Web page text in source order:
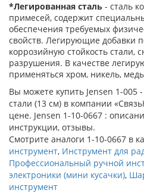
*Легированная сталь - сталь
примесей, содержит
обеспечения требуемых
свойств. Легирующие добавки
коррозийную стойкость стали,
разрушения. В качестве
применяться хром, никель,
Вы можете купить Jensen 1-005
стали (13 см) в компании
цене. Jensen 1-10-0667 :
инструкции, отзывы.
Смотрите аналоги 1-10-0667 в
инструмент, Инструмент для
Профессиональный ручной
электроники (мини кусачки),
инструмент